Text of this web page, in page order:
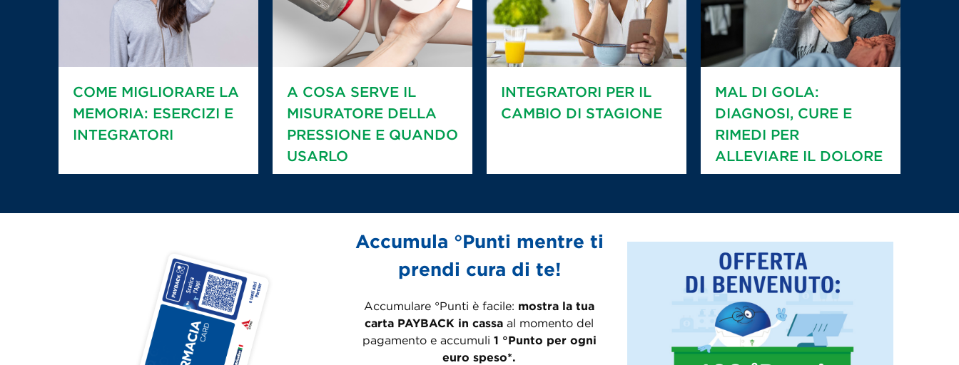
COME MIGLIORARE LA
MEMORIA: ESERCIZI E
INTEGRATORI
A COSA SERVE IL
MISURATORE DELLA
PRESSIONE E QUANDO
USARLO
INTEGRATORI PER IL
CAMBIO DI STAGIONE
MAL DI GOLA:
DIAGNOSI, CURE E
RIMEDI PER
ALLEVIARE IL DOLORE
Accumula °Punti mentre ti
prendi cura di te!
Accumulare °Punti è facile: mostra la tua
carta PAYBACK in cassa al momento del
pagamento e accumuli 1 °Punto per ogni
euro speso*.